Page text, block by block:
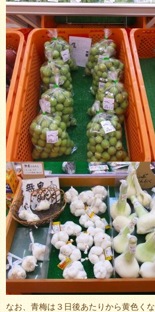
なお、青梅は３日後あたりから黄色く